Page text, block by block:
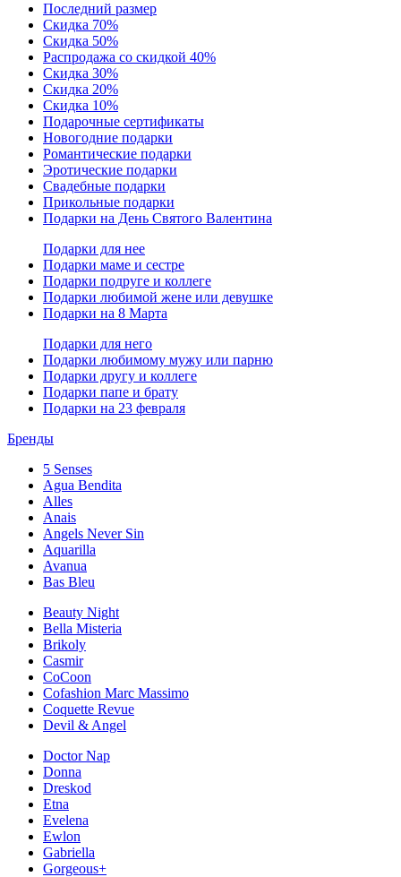
Последний размер
Скидка 70%
Скидка 50%
Распродажа со скидкой 40%
Скидка 30%
Скидка 20%
Скидка 10%
Подарочные сертификаты
Новогодние подарки
Романтические подарки
Эротические подарки
Свадебные подарки
Прикольные подарки
Подарки на День Святого Валентина
Подарки для нее
Подарки маме и сестре
Подарки подруге и коллеге
Подарки любимой жене или девушке
Подарки на 8 Марта
Подарки для него
Подарки любимому мужу или парню
Подарки другу и коллеге
Подарки папе и брату
Подарки на 23 февраля
Бренды
5 Senses
Agua Bendita
Alles
Anais
Angels Never Sin
Aquarilla
Avanua
Bas Bleu
Beauty Night
Bella Misteria
Brikoly
Casmir
CoCoon
Cofashion Marc Massimo
Coquette Revue
Devil & Angel
Doctor Nap
Donna
Dreskod
Etna
Evelena
Ewlon
Gabriella
Gorgeous+